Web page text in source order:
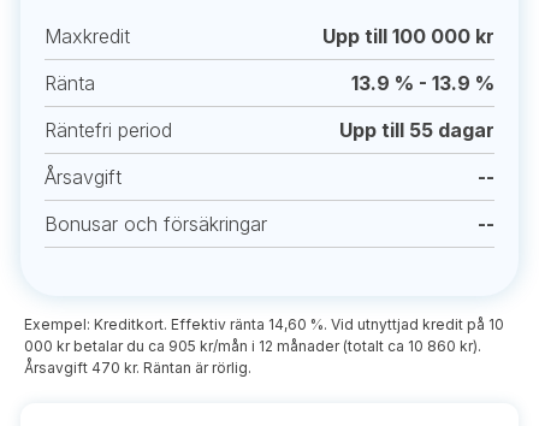
Maxkredit
Upp till 100 000 kr
Ränta
13.9 % - 13.9 %
Räntefri period
Upp till 55 dagar
Årsavgift
--
Bonusar och försäkringar
--
Exempel: Kreditkort. Effektiv ränta 14,60 %. Vid utnyttjad kredit på 10
000 kr betalar du ca 905 kr/mån i 12 månader (totalt ca 10 860 kr).
Årsavgift 470 kr. Räntan är rörlig.